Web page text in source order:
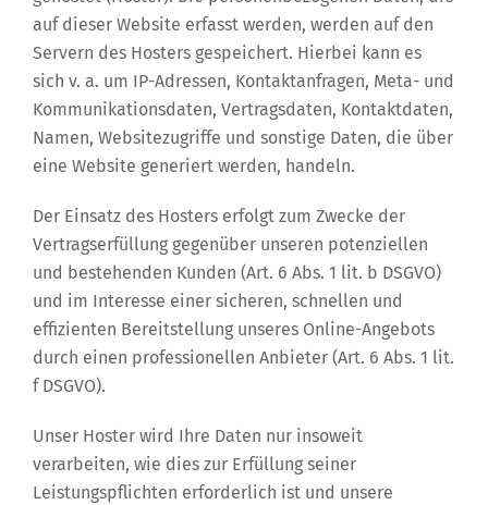
auf dieser Website erfasst werden, werden auf den
Servern des Hosters gespeichert. Hierbei kann es
sich v. a. um IP-Adressen, Kontaktanfragen, Meta- und
Kommunikationsdaten, Vertragsdaten, Kontaktdaten,
Namen, Websitezugriffe und sonstige Daten, die über
eine Website generiert werden, handeln.
Der Einsatz des Hosters erfolgt zum Zwecke der
Vertragserfüllung gegenüber unseren potenziellen
und bestehenden Kunden (Art. 6 Abs. 1 lit. b DSGVO)
und im Interesse einer sicheren, schnellen und
effizienten Bereitstellung unseres Online-Angebots
durch einen professionellen Anbieter (Art. 6 Abs. 1 lit.
f DSGVO).
Unser Hoster wird Ihre Daten nur insoweit
verarbeiten, wie dies zur Erfüllung seiner
Leistungspflichten erforderlich ist und unsere